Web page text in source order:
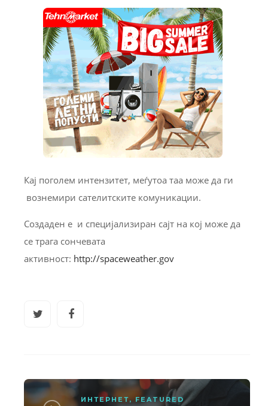
Кај поголем интензитет, меѓутоа таа може да ги
вознемири сателитските комуникации.
Создаден е и специјализиран сајт на кој може да
се трага сончевата
активност: http://spaceweather.gov
ИНТЕРНЕТ,FEATURED